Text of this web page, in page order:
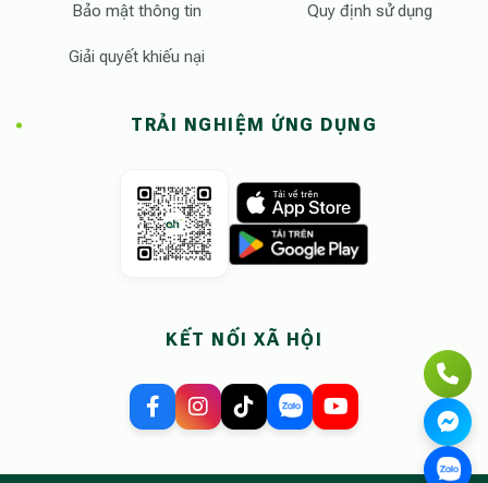
Bảo mật thông tin
Giải quyết khiếu nại
Quy định sử dụng
TRẢI NGHIỆM ỨNG DỤNG
KẾT NỐI XÃ HỘI